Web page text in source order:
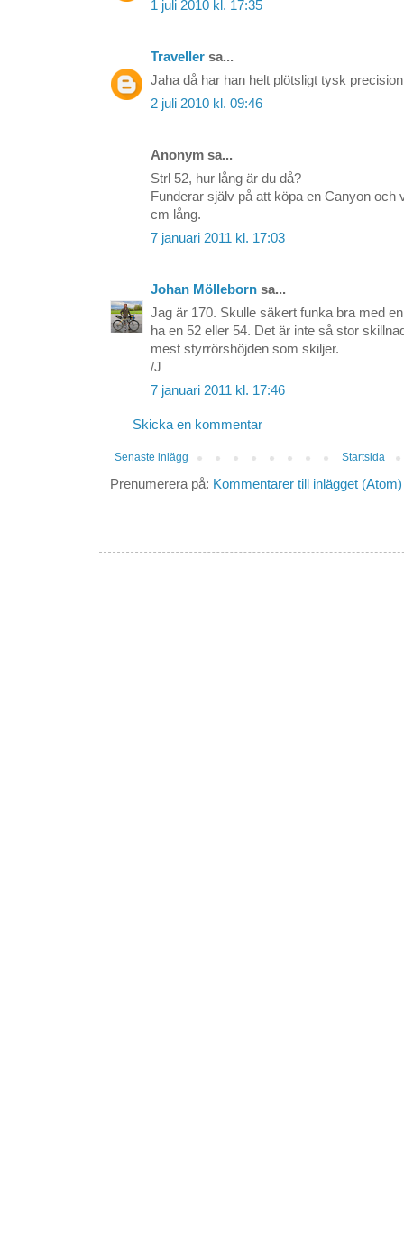
1 juli 2010 kl. 17:35
Traveller sa...
Jaha då har han helt plötsligt tysk
2 juli 2010 kl. 09:46
Anonym sa...
Strl 52, hur lång är du då?
Funderar själv på att köpa en Canyon och
cm lång.
7 januari 2011 kl. 17:03
Johan Mölleborn sa...
Jag är 170. Skulle säkert funka bra med
ha en 52 eller 54. Det är inte så stor
mest styrrörshöjden som skiljer.
/J
7 januari 2011 kl. 17:46
Skicka en kommentar
Senaste inlägg Startsida
Prenumerera på: Kommentarer till inlägget (Atom)